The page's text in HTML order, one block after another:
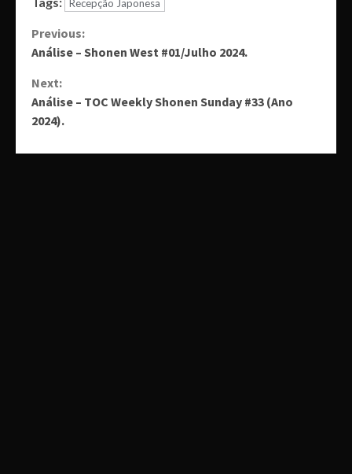
Recepção Japonesa
Continue
Previous:
Análise – Shonen West #01/Julho 2024.
Next:
Análise – TOC Weekly Shonen Sunday #33 (Ano
2024).